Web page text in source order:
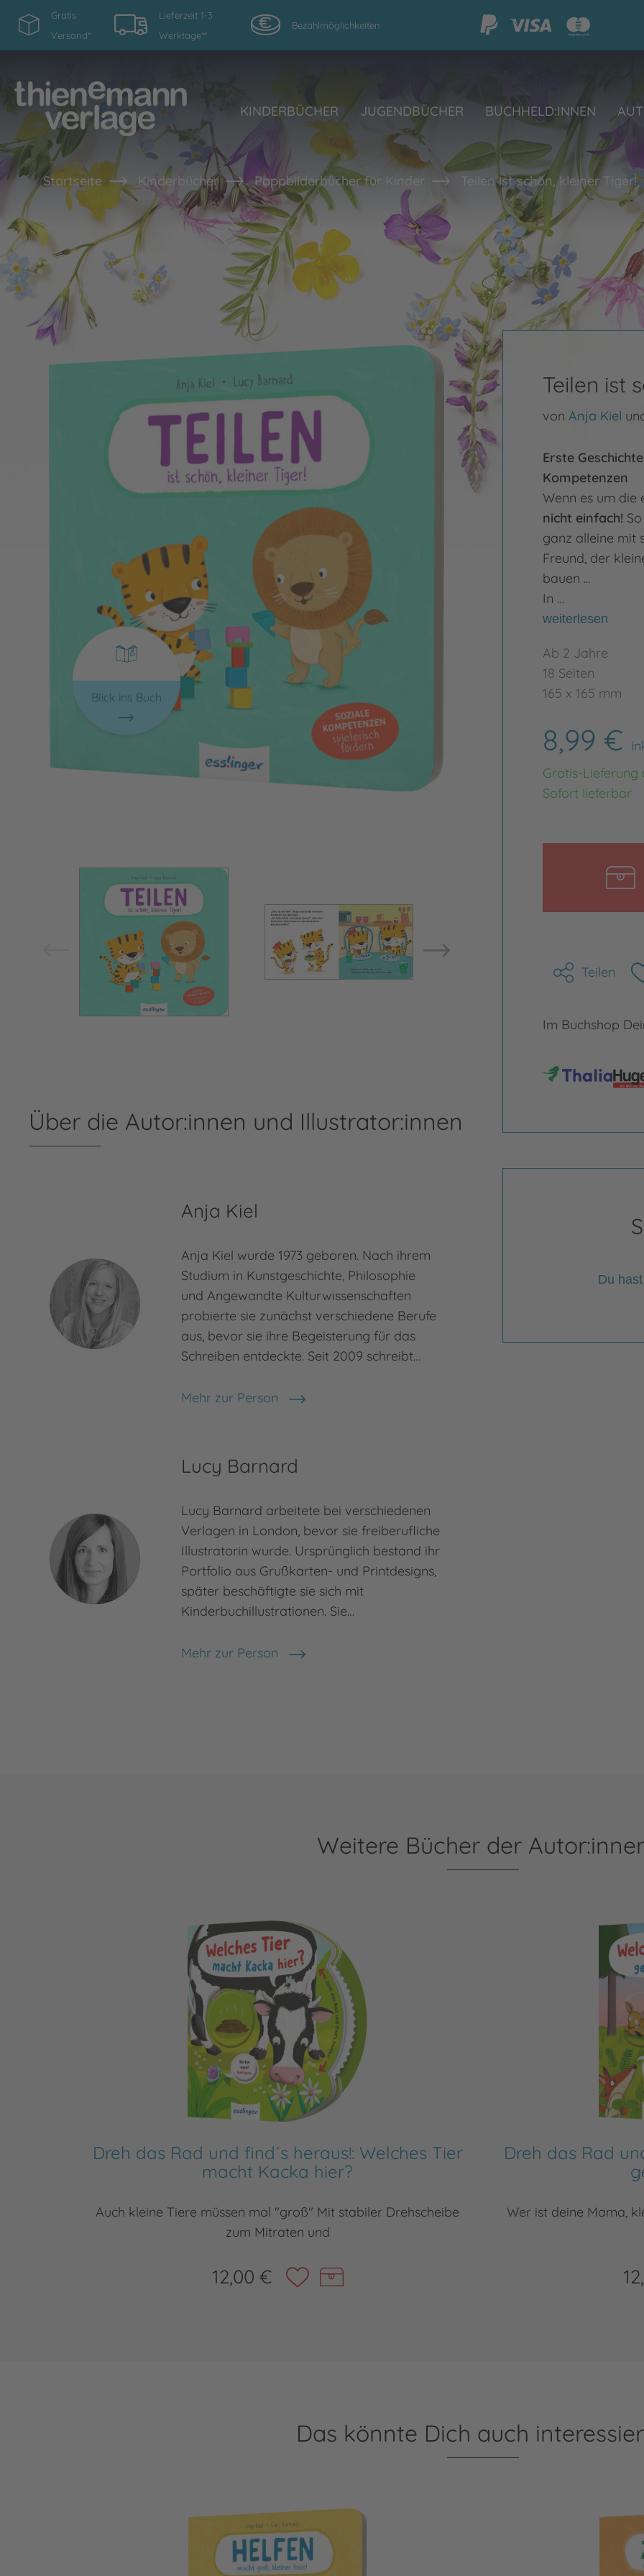
Gratis
Versand*
Lieferzeit 1-3
Werktage**
Bezahlmöglichkeiten
KINDERBÜCHER JUGENDBÜCHER BUCHHELD:INNEN
Startseite Kinderbücher Pappbilderbücher für Kinder Teilen ist schön, kleiner Tiger!
Blick ins Buch
Bild vergrößern
Bild
Teilen ist
von Anja Kiel
Erste
Kompetenzen
Wenn es um die
nicht einfach!
ganz alleine mit
Freund, der
bauen ...
In …
weiterlesen
Ab 2 Jahre
18 Seiten
165 x 165 mm
8,99 €
Gratis-Lieferung
Sofort lieferbar
Teilen
Im Buchshop
Du
Über die Autor:innen und Illustrator:innen
Anja Kiel
Anja Kiel wurde 1973 geboren. Nach ihrem
Studium in Kunstgeschichte, Philosophie
und Angewandte Kulturwissenschaften
probierte sie zunächst verschiedene Berufe
aus, bevor sie ihre Begeisterung für das
Schreiben entdeckte. Seit 2009 schreibt…
Mehr zur Person
Anja Kiel
Lucy Barnard
Lucy Barnard arbeitete bei verschiedenen
Verlagen in London, bevor sie freiberufliche
Illustratorin wurde. Ursprünglich bestand ihr
Portfolio aus Grußkarten- und Printdesigns,
später beschäftigte sie sich mit
Kinderbuchillustrationen. Sie…
Mehr zur Person
Lucy Barnard
Weitere Bücher der
Dreh das Rad und find´s heraus!: Welches Tier
macht Kacka hier?
Auch kleine Tiere müssen mal "groß" Mit stabiler Drehscheibe
zum Mitraten und
12,00 €
Dreh das Rad
Wer ist deine Mama,
Das könnte Dich auch